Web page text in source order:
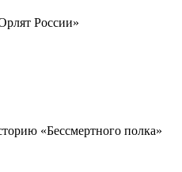
России»
«Бессмертного полка»